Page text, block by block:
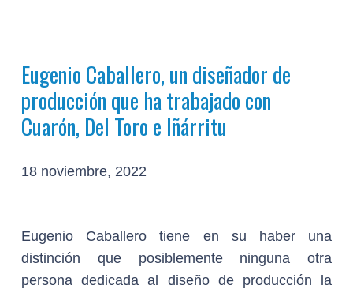
Eugenio Caballero, un diseñador de
producción que ha trabajado con
Cuarón, Del Toro e Iñárritu
18 noviembre, 2022
Eugenio Caballero tiene en su haber una
distinción que posiblemente ninguna otra
persona dedicada al diseño de producción la